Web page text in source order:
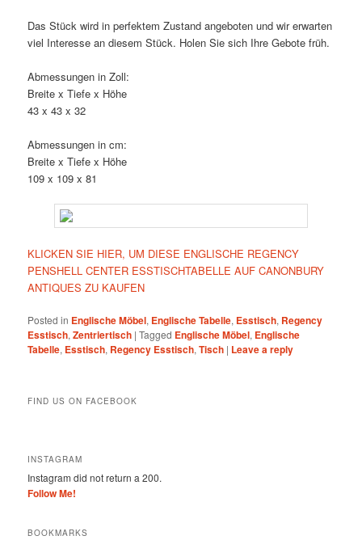
Das Stück wird in perfektem Zustand angeboten und wir erwarten
viel Interesse an diesem Stück. Holen Sie sich Ihre Gebote früh.
Abmessungen in Zoll:
Breite x Tiefe x Höhe
43 x 43 x 32
Abmessungen in cm:
Breite x Tiefe x Höhe
109 x 109 x 81
KLICKEN SIE HIER, UM DIESE ENGLISCHE REGENCY
PENSHELL CENTER ESSTISCHTABELLE AUF CANONBURY
ANTIQUES ZU KAUFEN
Posted in Englische Möbel, Englische Tabelle, Esstisch, Regency
Esstisch,Zentriertisch |Tagged Englische Möbel, Englische
Tabelle, Esstisch, Regency Esstisch,Tisch | Leave a reply
FIND US ON FACEBOOK
INSTAGRAM
Instagram did not return a 200.
Follow Me!
BOOKMARKS